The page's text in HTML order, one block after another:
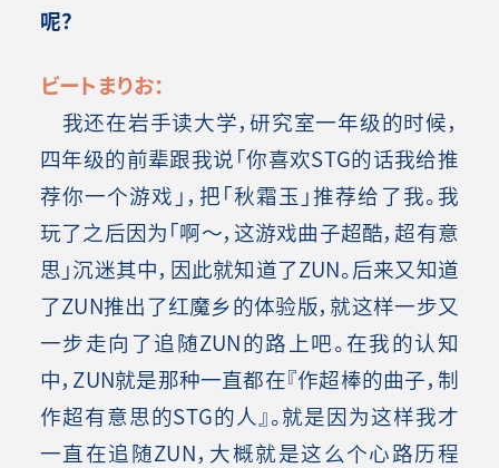
呢？
ビートまりお：
我还在岩手读大学，研究室一年级的时候，
四年级的前辈跟我说「你喜欢STG的话我给推
荐你一个游戏」，把「秋霜玉」推荐给了我。我
玩了之后因为「啊～，这游戏曲子超酷，超有意
思」沉迷其中，因此就知道了ZUN。后来又知道
了ZUN推出了红魔乡的体验版，就这样一步又
一步走向了追随ZUN的路上吧。在我的认知
中，ZUN就是那种一直都在『作超棒的曲子，制
作超有意思的STG的人』。就是因为这样我才
一直在追随ZUN，大概就是这么个心路历程